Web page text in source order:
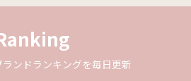
ンドランキングを毎日更新